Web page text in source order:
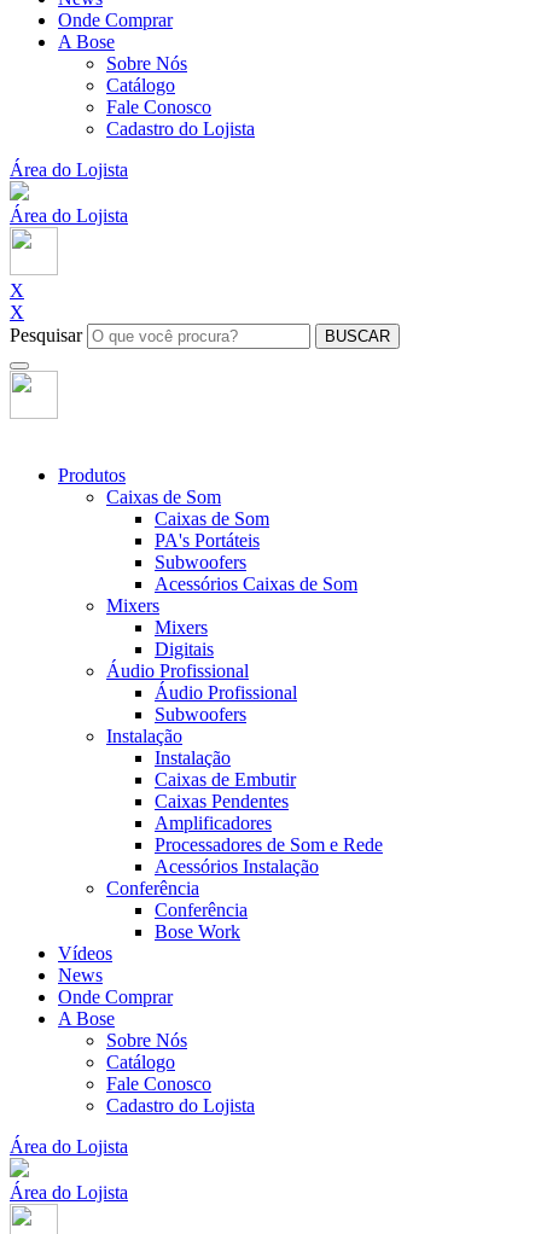
Onde Comprar
A Bose
Sobre Nós
Catálogo
Fale Conosco
Cadastro do Lojista
Área do Lojista
Área do Lojista
X
X
Pesquisar
BUSCAR
Produtos
Caixas de Som
Caixas de Som
PA's Portáteis
Subwoofers
Acessórios Caixas de Som
Mixers
Mixers
Digitais
Áudio Profissional
Áudio Profissional
Subwoofers
Instalação
Instalação
Caixas de Embutir
Caixas Pendentes
Amplificadores
Processadores de Som e Rede
Acessórios Instalação
Conferência
Conferência
Bose Work
Vídeos
News
Onde Comprar
A Bose
Sobre Nós
Catálogo
Fale Conosco
Cadastro do Lojista
Área do Lojista
Área do Lojista